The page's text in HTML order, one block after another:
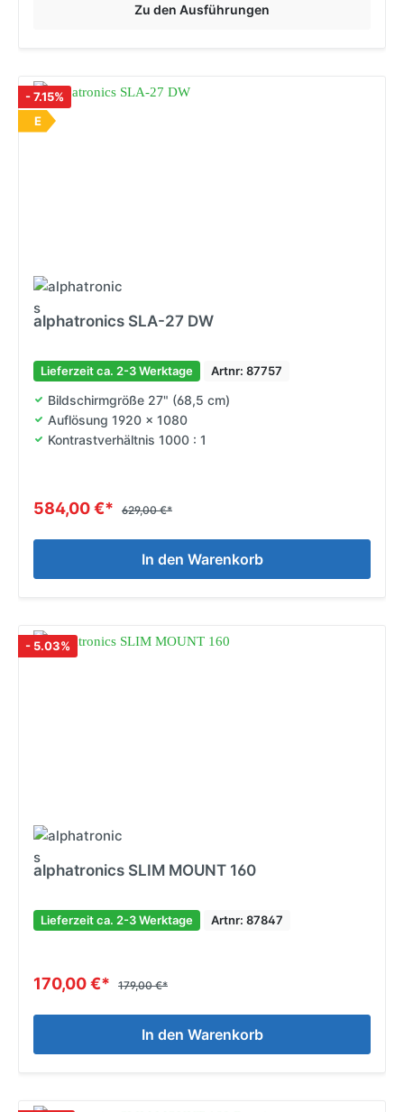
Zu den Ausführungen
- 7.15%
E
alphatronics SLA-27 DW
Lieferzeit ca. 2-3 Werktage Artnr: 87757
Bildschirmgröße 27" (68,5 cm)
Auflösung 1920 x 1080
Kontrastverhältnis 1000 : 1
584,00 €* 629,00 €*
In den Warenkorb
- 5.03%
alphatronics SLIM MOUNT 160
Lieferzeit ca. 2-3 Werktage Artnr: 87847
170,00 €* 179,00 €*
In den Warenkorb